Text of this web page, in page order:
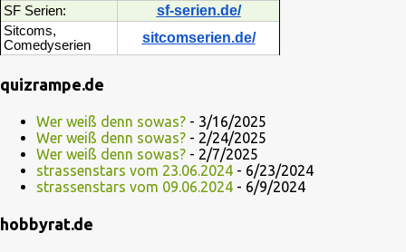
SF Serien: sf-serien.de/
Sitcoms,
Comedyserien
sitcomserien.de/
quizrampe.de
Wer weiß denn sowas? - 3/16/2025
Wer weiß denn sowas? - 2/24/2025
Wer weiß denn sowas? - 2/7/2025
strassenstars vom 23.06.2024 - 6/23/2024
strassenstars vom 09.06.2024 - 6/9/2024
hobbyrat.de